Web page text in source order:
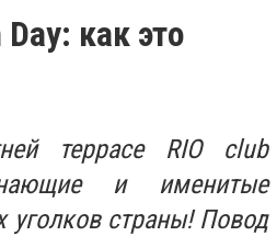
как это
террасе RIO club
и именитые
уголков страны! Повод